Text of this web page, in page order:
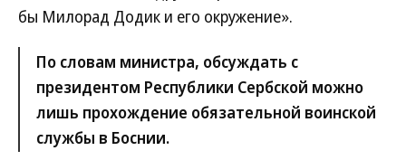
бы Милорад Додик и его окружение».
По словам министра, обсуждать с
президентом Республики Сербской можно
лишь прохождение обязательной воинской
службы в Боснии.